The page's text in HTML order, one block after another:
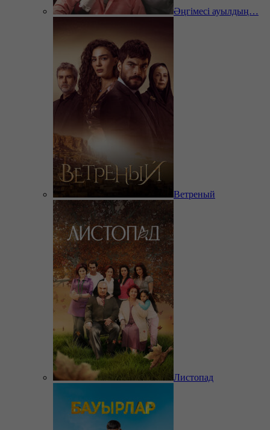
Әңгімесі ауылдың…
Ветреный
Листопад